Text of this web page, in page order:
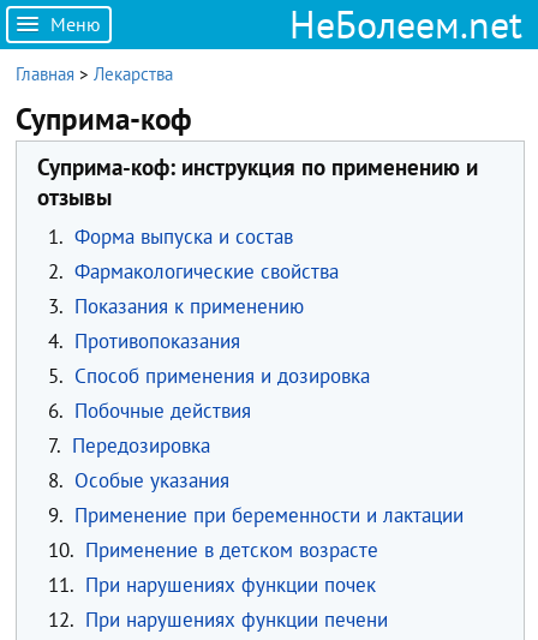
Меню НеБолеем.net
Главная >Лекарства
Суприма-коф
Суприма-коф: инструкция по применению и
отзывы
1. Форма выпуска и состав
2. Фармакологические свойства
3. Показания к применению
4. Противопоказания
5. Способ применения и дозировка
6. Побочные действия
7. Передозировка
8. Особые указания
9. Применение при беременности и лактации
10. Применение в детском возрасте
11. При нарушениях функции почек
12. При нарушениях функции печени